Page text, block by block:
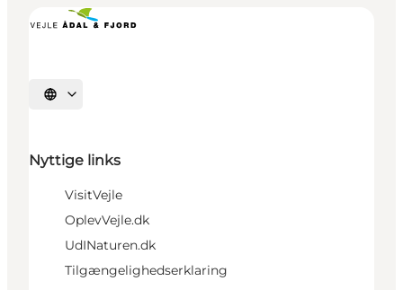
Vælg sprog
Nyttige links
VisitVejle
OplevVejle.dk
UdINaturen.dk
Tilgængelighedserklaring